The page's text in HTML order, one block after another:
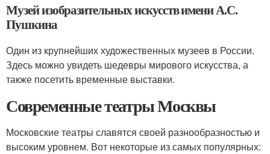
Музей изобразительных искусств имени А.С.
Пушкина
Один из крупнейших художественных музеев в России.
Здесь можно увидеть шедевры мирового искусства, а
также посетить временные выставки.
Современные театры Москвы
Московские театры славятся своей разнообразностью и
высоким уровнем. Вот некоторые из самых популярных: